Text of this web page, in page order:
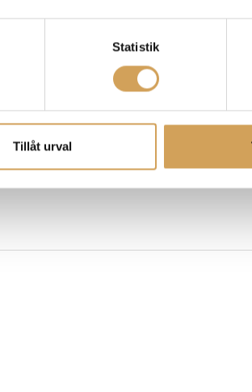
Statistik
Tillåt urval
sockel, tung aluminiumplatta
varv per minut för LP-skivor och 45 varv